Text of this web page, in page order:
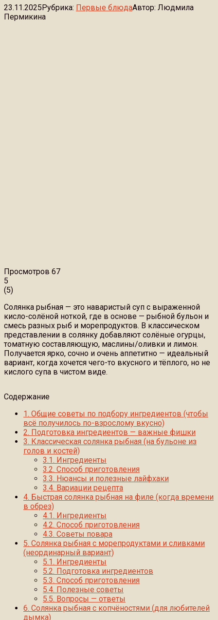
23.11.2025Рубрика: Первые блюдаАвтор: Людмила
Пермикина
Просмотров 67
5
(5)
Солянка рыбная — это наваристый суп с выраженной
кисло-солёной ноткой, где в основе — рыбной бульон и
смесь разных рыб и морепродуктов. В классическом
представлении в солянку добавляют солёные огурцы,
томатную составляющую, маслины/оливки и лимон.
Получается ярко, сочно и очень аппетитно — идеальный
вариант, когда хочется чего-то вкусного и тёплого, но не
кислого супа в чистом виде.
Содержание
1. Общие советы по подбору ингредиентов (чтобы
всё получилось по-взрослому вкусно)
2. Подготовка ингредиентов — важные фишки
3. Классическая солянка рыбная (на бульоне из
голов и костей)
3.1. Ингредиенты
3.2. Способ приготовления
3.3. Нюансы и полезные лайфхаки
3.4. Вариации рецепта
4. Быстрая солянка рыбная на филе (когда времени
в обрез)
4.1. Ингредиенты
4.2. Способ приготовления
4.3. Советы повара
5. Солянка рыбная с морепродуктами и сливками
(неординарный вариант)
5.1. Ингредиенты
5.2. Подготовка ингредиентов
5.3. Способ приготовления
5.4. Полезные советы
5.5. Вопросы — ответы
6. Солянка рыбная с копчёностями (для любителей
дымка)